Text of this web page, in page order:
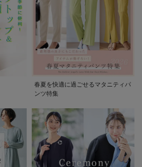
春夏を快適に過ごせるマタニティパ
ンツ特集